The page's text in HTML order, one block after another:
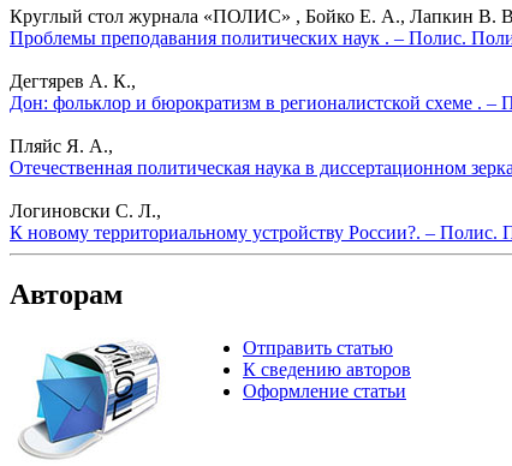
Круглый стол журнала «ПОЛИС» , Бойко Е. А., Лапкин
Проблемы преподавания политических наук . – Полис.
Дегтярев А. К.,
Дон: фольклор и бюрократизм в регионалистской схеме .
Пляйс Я. А.,
Отечественная политическая наука в диссертационном
Логиновски С. Л.,
К новому территориальному устройству России?. – Полис.
Авторам
Отправить статью
К сведению авторов
Оформление статьи